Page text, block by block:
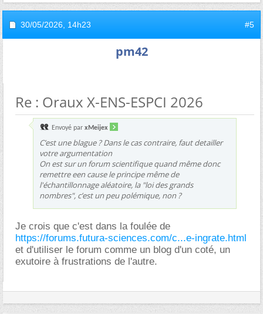
30/05/2026, 14h23 #5
pm42
Re : Oraux X-ENS-ESPCI 2026
Envoyé par xMeijex
C’est une blague ? Dans le cas contraire, faut detailler
votre argumentation
On est sur un forum scientifique quand même donc
remettre een cause le principe même de
l'échantillonnage aléatoire, la "loi des grands
nombres", c’est un peu polémique, non ?
Je crois que c'est dans la foulée de
https://forums.futura-sciences.com/c...e-ingrate.html
et d'utiliser le forum comme un blog d'un coté, un
exutoire à frustrations de l'autre.